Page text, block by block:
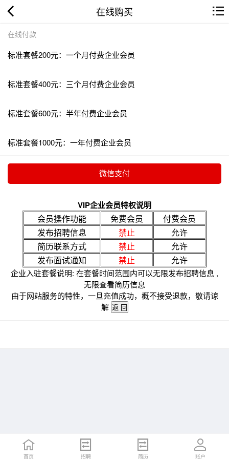
在线购买
在线付款
标准套餐200元：一个月付费企业会员
标准套餐400元：三个月付费企业会员
标准套餐600元：半年付费企业会员
标准套餐1000元：一年付费企业会员
VIP企业会员特权说明
会员操作功能 免费会员
付费会员
发布招聘信息
禁止
允许
简历联系方式
禁止
允许
发布面试通知
禁止 允许
企业入驻套餐说明: 在套餐时间范围内可以无限发布招聘信息 ,
无限查看简历信息
由于网站服务的特性，一旦充值成功，概不接受退款，敬请谅
解
首页 招聘 简历 账户